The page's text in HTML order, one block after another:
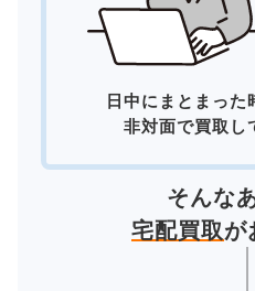
日中にまとまった
非対面で買取し
そんな
宅配買取が